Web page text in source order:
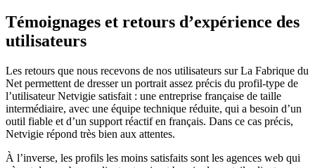
Témoignages et retours d’expérience des
utilisateurs
Les retours que nous recevons de nos utilisateurs sur La Fabrique du
Net permettent de dresser un portrait assez précis du profil-type de
l’utilisateur Netvigie satisfait : une entreprise française de taille
intermédiaire, avec une équipe technique réduite, qui a besoin d’un
outil fiable et d’un support réactif en français. Dans ce cas précis,
Netvigie répond très bien aux attentes.
À l’inverse, les profils les moins satisfaits sont les agences web qui